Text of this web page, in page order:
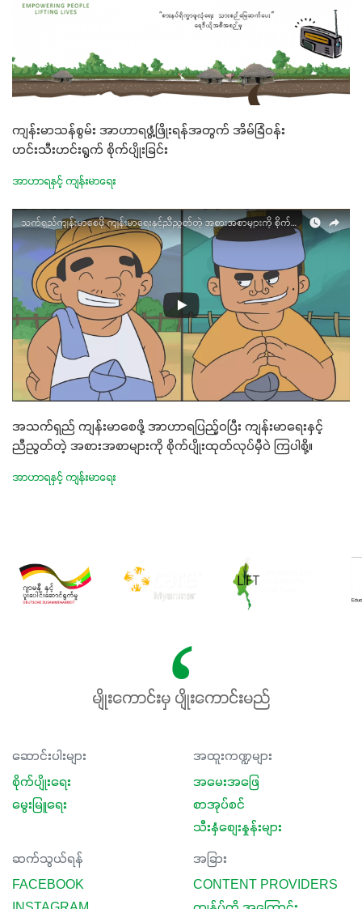
ကျန်းမာသန်စွမ်း အာဟာရဖွံ့ဖြိုးရန်အတွက် အိမ်ခြံဝန်း
ဟင်းသီးဟင်းရွက် စိုက်ပျိုးခြင်း
အာဟာရနှင့် ကျန်းမာရေး
အသက်ရှည် ကျန်းမာစေဖို့ အာဟာရပြည့်ဝပြီး ကျန်းမာရေးနှင့်
ညီညွတ်တဲ့ အစားအစာများကို စိုက်ပျိုးထုတ်လုပ်မှီဝဲ ကြပါစို့။
အာဟာရနှင့် ကျန်းမာရေး
မျိုးကောင်းမှ ပျိုးကောင်းမည်
ဆောင်းပါးများ
စိုက်ပျိုးရေး
မွေးမြူရေး
အထူးကဏ္ဍများ
အမေးအဖြေ
စာအုပ်စင်
သီးနှံစျေးနှုန်းများ
ဆက်သွယ်ရန်
FACEBOOK
အခြား
CONTENT PROVIDERS